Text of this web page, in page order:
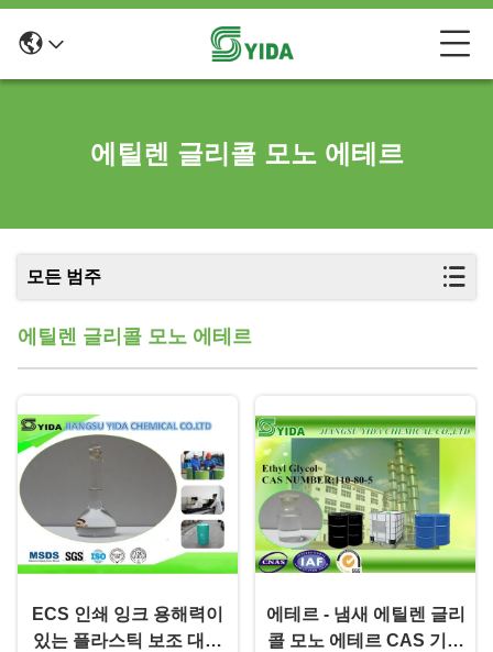
에틸렌 글리콜 모노 에테르
모든 범주
에틸렌 글리콜 모노 에테르
ECS 인쇄 잉크 용해력이
있는 플라스틱 보조 대리
에테르 - 냄새 에틸렌 글리
콜 모노 에테르 CAS 기입